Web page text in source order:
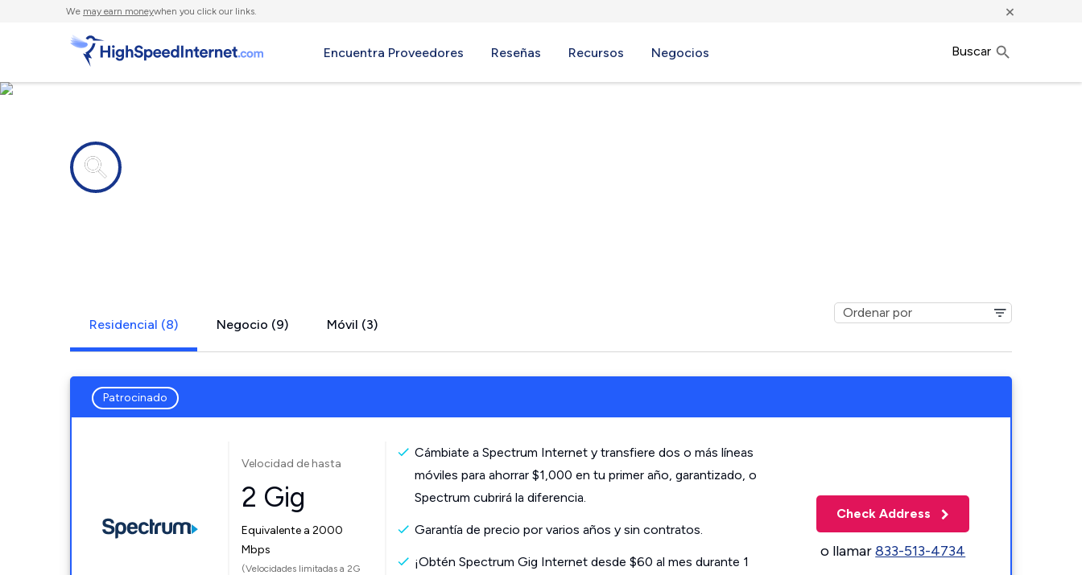
We may earn moneywhen you click our links. ×
Encuentra Proveedores Reseñas Recursos Negocios Buscar
Residencial (8) Negocio (9) Móvil (3)
Patrocinado
Velocidad de hasta
2 Gig
Equivalente a 2000
Mbps
(Velocidades limitadas a 2G
Cámbiate a Spectrum Internet y transfiere dos o más líneas
móviles para ahorrar $1,000 en tu primer año, garantizado, o
Spectrum cubrirá la diferencia.
Garantía de precio por varios años y sin contratos.
¡Obtén Spectrum Gig Internet desde $60 al mes durante 1
Check Address
o llamar833-513-4734